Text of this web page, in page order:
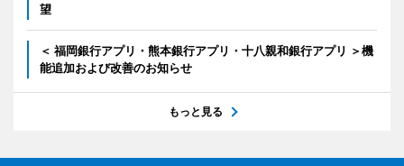
望
＜ 福岡銀行アプリ・熊本銀行アプリ・十八親和銀行アプリ ＞機
能追加および改善のお知らせ
もっと見る